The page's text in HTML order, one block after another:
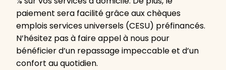
paiement sera facilité grâce aux chèques
emplois services universels (CESU) préfinancés.
N’hésitez pas à faire appel à nous pour
bénéficier d’un repassage impeccable et d’un
confort au quotidien.